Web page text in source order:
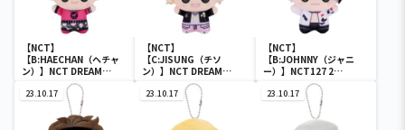
【NCT】
【B:HAECHAN（ヘチャ
ン）】NCT DREAM
Glitch Mode ちびぐるみ
vol.1
【NCT】
【C:JISUNG（チソ
ン）】NCT DREAM
Glitch Mode ちびぐるみ
vol.1
【NCT】
【B:JOHNNY（ジャニ
ー）】NCT127 2
Baddies ちびぐるみ
vol.1
23.10.17 23.10.17 23.10.17